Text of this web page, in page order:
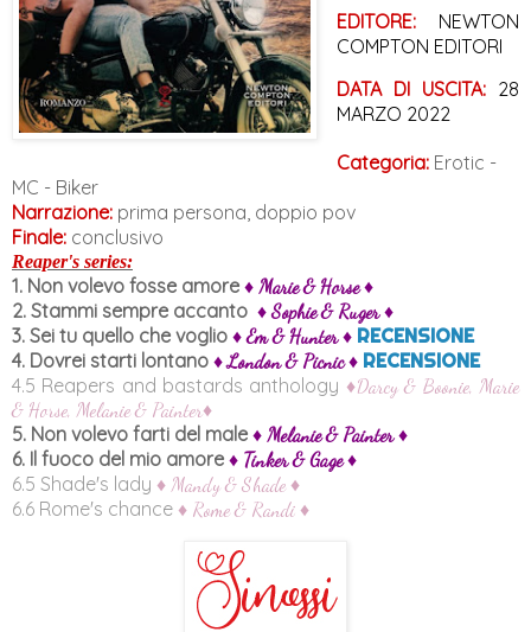
EDITORE:
NEWTON
COMPTON EDITORI
DATA DI USCITA: 28
MARZO 2022
Categoria:Erotic -
MC - Biker
Narrazione: prima persona, doppio pov
Finale: conclusivo
Reaper's series:
1. Non volevo fosse amore ♦ Marie & Horse♦
2. Stammi sempre accanto ♦ Sophie & Ruger ♦
3. Sei tu quello che voglio ♦ Em & Hunter ♦ RECENSIONE
4. Dovrei starti lontano ♦ London & Picnic ♦ RECENSIONE
4.5 Reapers and bastards anthology ♦Darcy & Boonie, Marie
& Horse, Melanie & Painter♦
5. Non volevo farti del male ♦ Melanie & Painter ♦
6. Il fuoco del mio amore ♦ Tinker & Gage ♦
6.5 Shade's lady ♦ Mandy & Shade ♦
6.6 Rome's chance ♦ Rome & Randi ♦